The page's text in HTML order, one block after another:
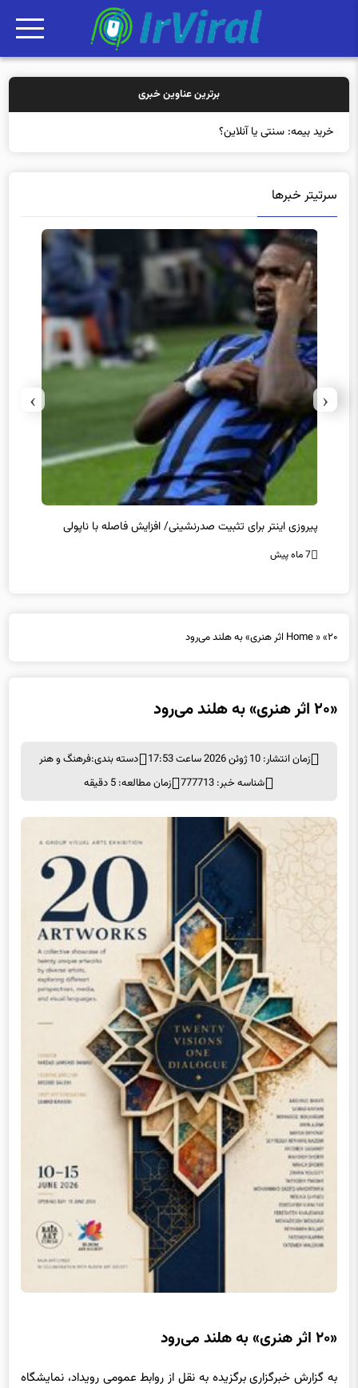
برترین عناوین خبری
خرید بیمه: سنتی یا آنلاین؟ کدامیک تجربه
سرتیتر خبرها
پیروزی اینتر برای تثبیت صدرنشینی/ افزایش فاصله با ناپولی
7 ماه پیش
‹
›
Home»«۲۰ اثر هنری» به هلند می‌رود
«۲۰ اثر هنری» به هلند می‌رود
زمان انتشار: 10 ژوئن 2026 ساعت 17:53 دسته بندی:فرهنگ و هنر
شناسه خبر: 777713
زمان مطالعه: 5 دقیقه
«۲۰ اثر هنری» به هلند می‌رود
به گزارش خبرگزاری برگزیده به نقل از روابط عمومی رویداد، نمایشگاه